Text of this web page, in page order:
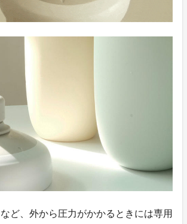
ど、外から圧力がかかるときには専用